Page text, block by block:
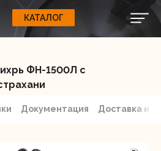
КАТАЛОГ
КАТАЛОГ
Свернуть
ФН-1500Л с
Документация Доставка и